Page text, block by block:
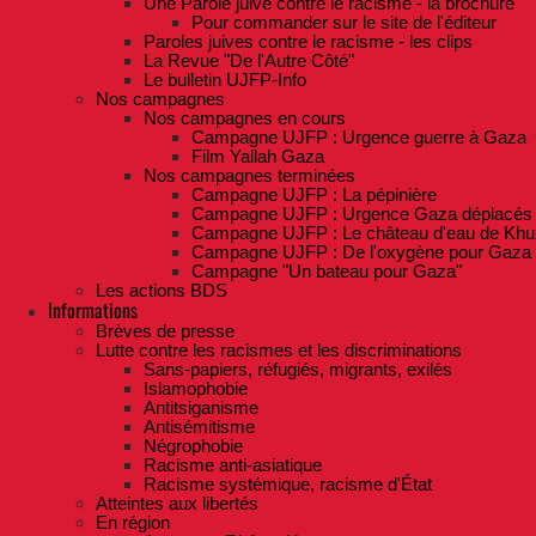
Pour commander sur le site de l'éditeur
Paroles juives contre le racisme - les clips
La Revue "De l'Autre Côté"
Le bulletin UJFP-Info
Nos campagnes
Nos campagnes en cours
Campagne UJFP : Urgence guerre à Gaza
Film Yallah Gaza
Nos campagnes terminées
Campagne UJFP : La pépinière
Campagne UJFP : Urgence Gaza déplacés
Campagne UJFP : Le château d'eau de
Campagne UJFP : De l'oxygène pour Gaza
Campagne "Un bateau pour Gaza"
Les actions BDS
Informations
Brèves de presse
Lutte contre les racismes et les discriminations
Sans-papiers, réfugiés, migrants, exilés
Islamophobie
Antitsiganisme
Antisémitisme
Négrophobie
Racisme anti-asiatique
Racisme systémique, racisme d'État
Atteintes aux libertés
En région